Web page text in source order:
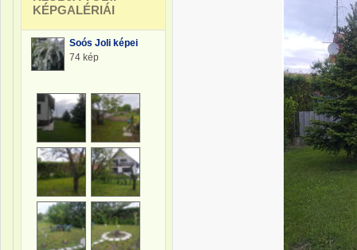
KÉPGALÉRIÁI
Soós Joli képei
74 kép